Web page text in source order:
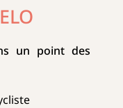
un point des